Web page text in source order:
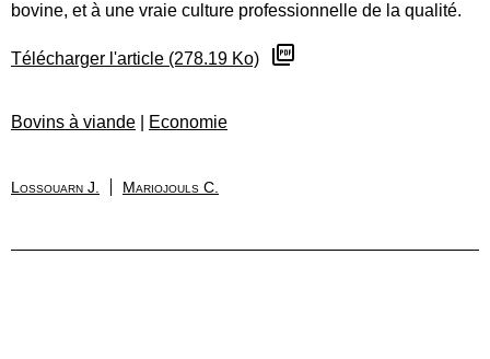
bovine, et à une vraie culture professionnelle de la qualité.
Télécharger l'article (278.19 Ko)
Bovins à viande Economie
Lossouarn J. Mariojouls C.